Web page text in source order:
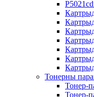
Тонерны
Тонер-
Тонер-